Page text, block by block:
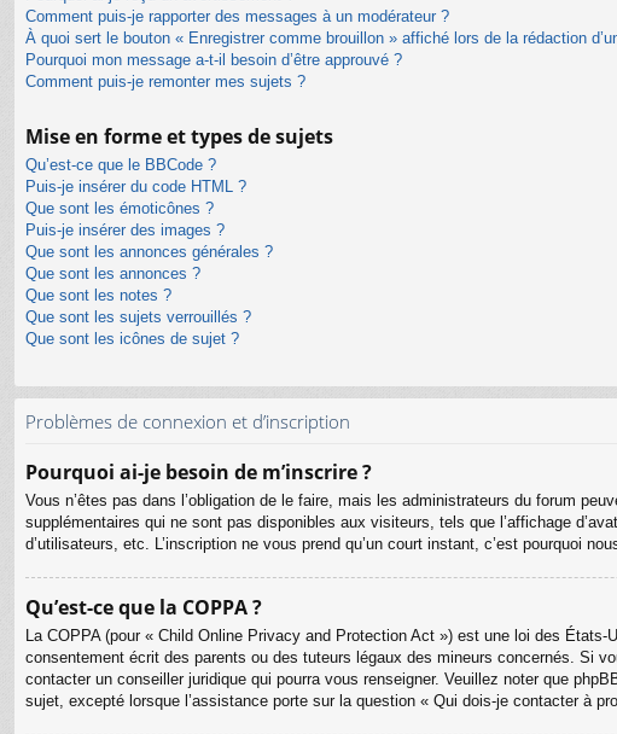
Comment puis-je rapporter des messages à un modérateur ?
À quoi sert le bouton « Enregistrer comme brouillon » affiché lors de la rédaction
Pourquoi mon message a-t-il besoin d’être approuvé ?
Comment puis-je remonter mes sujets ?
Mise en forme et types de sujets
Qu’est-ce que le BBCode ?
Puis-je insérer du code HTML ?
Que sont les émoticônes ?
Puis-je insérer des images ?
Que sont les annonces générales ?
Que sont les annonces ?
Que sont les notes ?
Que sont les sujets verrouillés ?
Que sont les icônes de sujet ?
Problèmes de connexion et d’inscription
Pourquoi ai-je besoin de m’inscrire ?
Vous n’êtes pas dans l’obligation de le faire, mais les administrateurs du forum
supplémentaires qui ne sont pas disponibles aux visiteurs, tels que l’affichage
d’utilisateurs, etc. L’inscription ne vous prend qu’un court instant, c’est pourquoi
Qu’est-ce que la COPPA ?
La COPPA (pour « Child Online Privacy and Protection Act ») est une loi des
consentement écrit des parents ou des tuteurs légaux des mineurs concernés. Si
contacter un conseiller juridique qui pourra vous renseigner. Veuillez noter que
sujet, excepté lorsque l’assistance porte sur la question « Qui dois-je contacter à